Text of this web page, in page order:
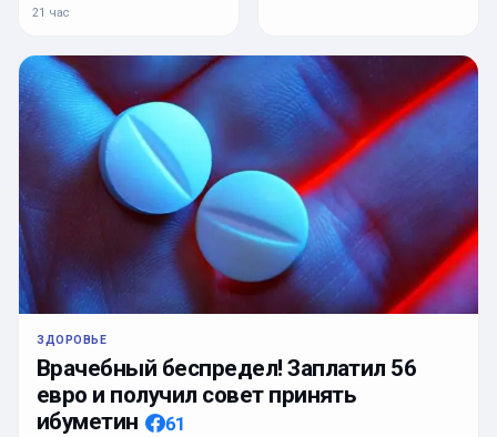
21 час
ЗДОРОВЬЕ
Врачебный беспредел! Заплатил 56
евро и получил совет принять
ибуметин
61